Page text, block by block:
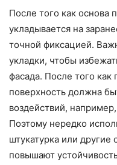
После того как основа
укладывается на
точной фиксацией.
укладки, чтобы
фасада. После того как
поверхность должна
воздействий,
Поэтому нередко
штукатурка или
повышают